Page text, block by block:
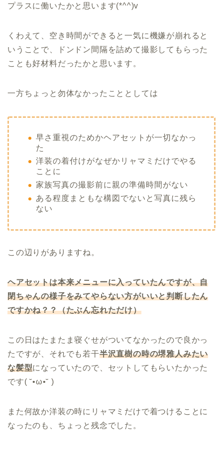
プラスに働いたかと思います(*^^)v
くわえて、空き時間ができると一気に機嫌が崩れると
いうことで、ドンドン間隔を詰めて撮影してもらった
ことも好材料だったかと思います。
一方ちょっと勿体なかったこととしては
早さ重視のためかヘアセットが一切なかっ
た
洋装の着付けがなぜかリャマミだけでやる
ことに
家族写真の撮影前に親の準備時間がない
ある程度まともな構図でないと写真に残ら
ない
この辺りがありますね。
ヘアセットは本来メニューに入っていたんですが、自
閉ちゃんの様子をみてやらない方がいいと判断したん
ですかね？？（たぶん忘れただけ）
この日はたまたま寝ぐせがついてなかったので良かっ
たですが、それでも若干半沢直樹の時の堺雅人みたい
な髪型になっていたので、セットしてもらいたかった
です( ˘•ω•˘ )
また何故か洋装の時にリャマミだけで着つけることに
なったのも、ちょっと残念でした。